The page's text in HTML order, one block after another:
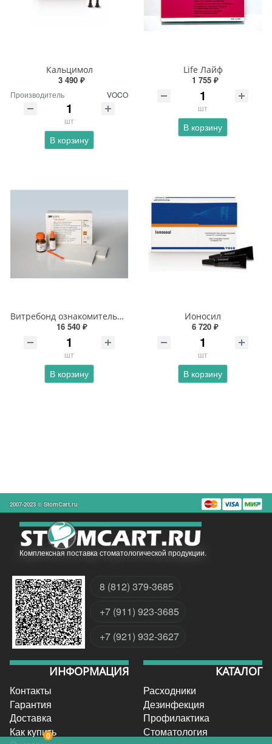
Кальцимол
3 490 ₽
Производитель VOCO
шт
В корзину
Life Лайф
1 755 ₽
шт
В корзину
Витребонд ознакомительный набор
16 540 ₽
шт
В корзину
Ионосил
6 720 ₽
шт
В корзину
2007-2023 © StomCart.ru
Комплексная поставка стоматологической продукции.
8 (812) 379-3685
+7 (911) 923-3685
+7 (921) 932-3627
ИНФОРМАЦИЯ
Контакты
Гарантия
Доставка
Как купить
КАТАЛОГ
Расходники
Дезинфекция
Профилактика
Стоматология
0